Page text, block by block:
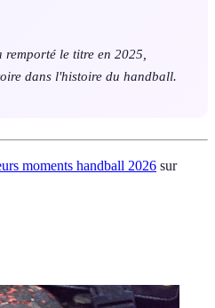
le titre en 2025,
dans l'histoire du handball.
moments handball 2026 sur